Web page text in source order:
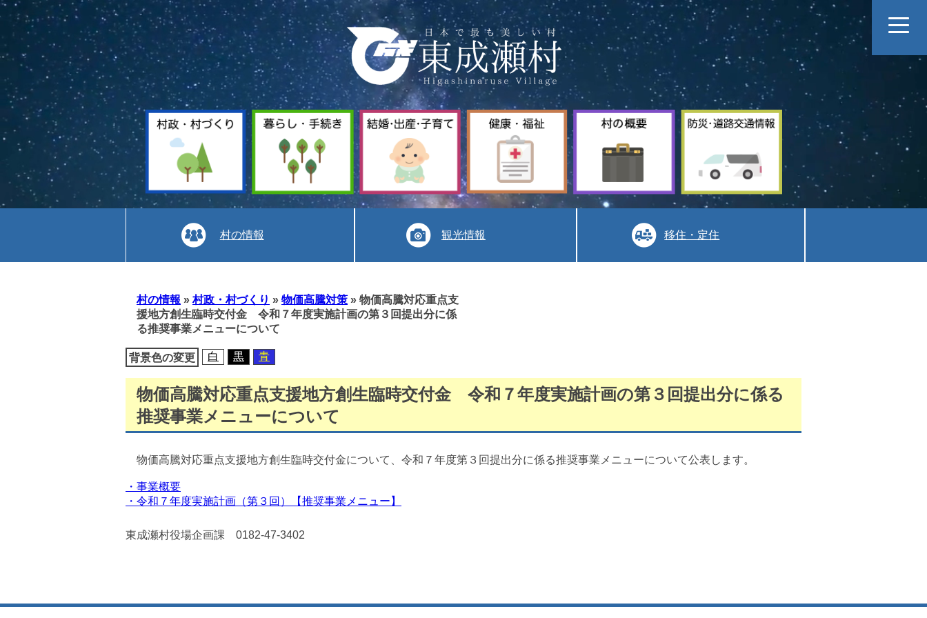
暮
ら
し
続
き
結
婚
産
子
育
て
健
康
福
祉
村
の
通
情
村の情報
観光情報 移住・定住
村の情報 » 村政・村づくり » 物価高騰対策 » 物価高騰対応重点支
援地方創生臨時交付金 令和７年度実施計画の第３回提出分に係
る推奨事業メニューについて
背景色の変更 白 黒 青
物価高騰対応重点支援地方創生臨時交付金 令和７年度実施計画の第３回提出分に係る
推奨事業メニューについて
物価高騰対応重点支援地方創生臨時交付金について、令和７年度第３回提出分に係る推奨事業メニューについて公表します。
・事業概要
・令和７年度実施計画（第３回）【推奨事業メニュー】
東成瀬村役場企画課 0182-47-3402